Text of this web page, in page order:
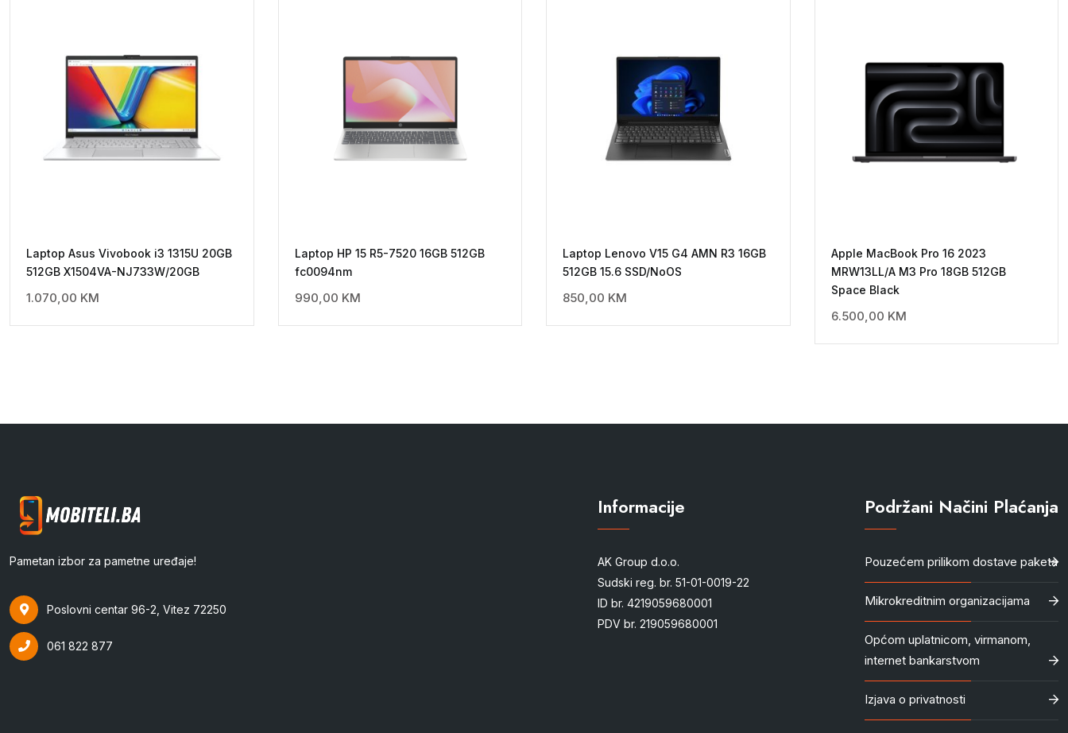
Laptop Asus Vivobook i3 1315U 20GB
512GB X1504VA-NJ733W/20GB
1.070,00 KM
Laptop HP 15 R5-7520 16GB 512GB
fc0094nm
990,00 KM
Laptop Lenovo V15 G4 AMN R3 16GB
512GB 15.6 SSD/NoOS
850,00 KM
Apple MacBook Pro 16 2023
MRW13LL/A M3 Pro 18GB 512GB
Space Black
6.500,00 KM
Pametan izbor za pametne uređaje!
Poslovni centar 96-2, Vitez 72250
061 822 877
Informacije
AK Group d.o.o.
Sudski reg. br. 51-01-0019-22
ID br. 4219059680001
PDV br. 219059680001
Podržani Načini Plaćanja
Pouzećem prilikom dostave paketa
Mikrokreditnim organizacijama
Općom uplatnicom, virmanom,
internet bankarstvom
Izjava o privatnosti